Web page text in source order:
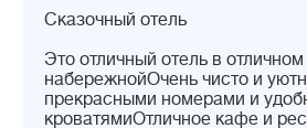
Сказочный отель
Это отличный отель в
набережнойОчень чисто и
прекрасными номерами и
кроватямиОтличное кафе и